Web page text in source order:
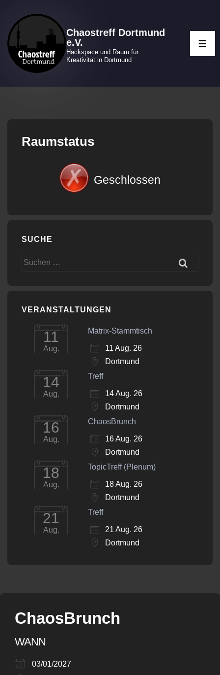
Inhalt
Chaostreff Dortmund
e.V.
Hackspace und Raum für
Kreativität in Dortmund
ChaosBrunch
WANN
03/01/2027
Raumstatus
Geschlossen
SUCHE
Suchen
VERANSTALTUNGEN
11
Aug.
Matrix-Stammtisch
11 Aug. 26
Dortmund
14
Aug.
Treff
14 Aug. 26
Dortmund
16
Aug.
ChaosBrunch
16 Aug. 26
Dortmund
18
Aug.
TopicTreff (Plenum)
18 Aug. 26
Dortmund
21
Aug.
Treff
21 Aug. 26
Dortmund